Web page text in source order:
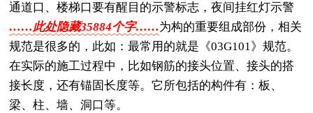
通道口、楼梯口要有醒目的示警标志，夜间挂红灯示警
……此处隐藏35884个字……为构的重要组成部份，相关
规范是很多的，此如：最常用的就是《03G101》规范。
在实际的施工过程中，比如钢筋的接头位置、接头的搭
接长度，还有锚固长度等。它所包括的构件有：板、
梁、柱、墙、洞口等。